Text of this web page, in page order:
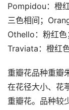
Pompidou：橙
三色相间；
Othello：粉红色
Traviata：橙红
重瓣花品种重瓣
在花径大小、花
重瓣花。品种较